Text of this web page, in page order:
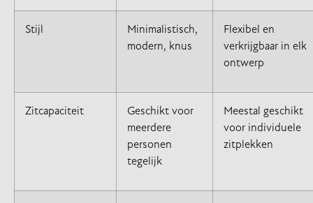
Stijl
Minimalistisch,
modern, knus
Flexibel en
verkrijgbaar in elk
ontwerp
Zitcapaciteit
Geschikt voor
meerdere
personen
tegelijk
Meestal geschikt
voor individuele
zitplekken